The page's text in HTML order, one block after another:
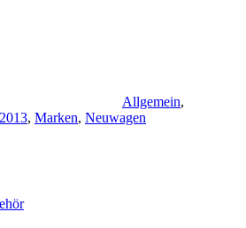
Allgemein,
, Marken, Neuwagen